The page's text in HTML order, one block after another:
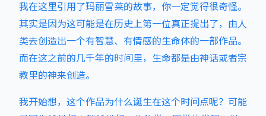
我在这里引用了玛丽雪莱的故事，你一定觉得很奇怪。
其实是因为这可能是在历史上第一位真正提出了，由人
类去创造出一个有智慧、有情感的生命体的一部作品。
而在这之前的几千年的时间里，生命都是由神话或者宗
教里的神来创造。
我开始想，这个作品为什么诞生在这个时间点呢？可能